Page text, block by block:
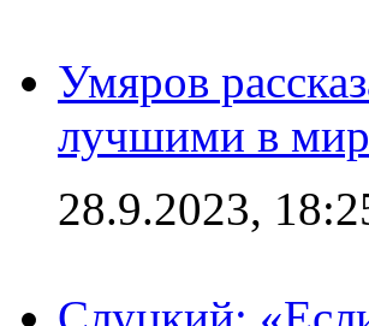
Умяров
лучшими в
28.9.2023,